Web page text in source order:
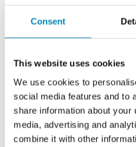
Consent
This website uses cookies
We use cookies to
social media features and to
share information about
media, advertising and
combine it with other